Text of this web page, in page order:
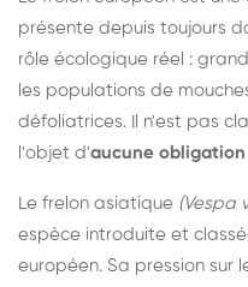
présente depuis toujours
rôle écologique réel :
les populations de
défoliatrices. Il n'est pas
l'objet d'aucune
Le frelon asiatique (Vespa
espèce introduite et
européen. Sa pression sur